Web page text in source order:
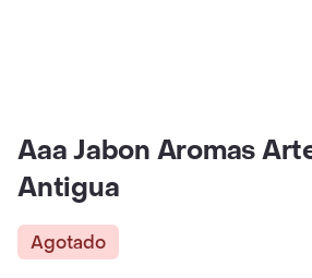
Aaa Jabon Aromas
Antigua
Agotado